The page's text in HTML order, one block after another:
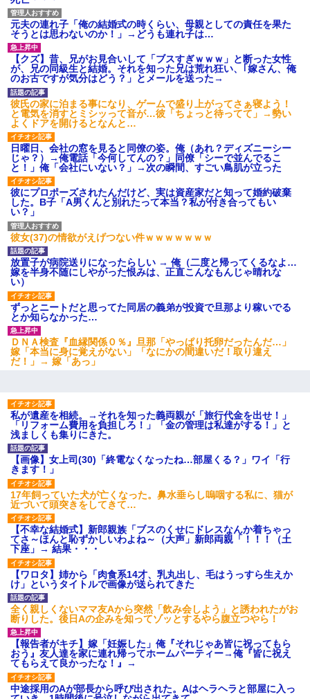
テレワーク上司「会議中はカメラ付けろ！」女社員「え、事前連
絡無しは無理」上司「いいから付けろ！」→
隣室のお婆ちゃん「下階からの異臭に困ってる、今もすっごく臭
い」私「変だなあ～なにも臭わないよ」→ その後。警察『絶対に
窓とドアを開けないで』
ワイ144kg彼女98kgデブカップル、1年間毎日行為しまくった結
果
彼女(美人女医)にネックレスをプレゼント。「こんな安物を渡すく
らいなら、渡さないほうがマシだからね」→ ６０万したと話した
ら・・・
22歳の頃、父に36歳の男性とお見合いをしてくれと頼まれた。父
の親会社の経営者の息子さんだったので、父も喜んで私の写真を
送ったんだが→
17年飼っていた犬が亡くなった。鼻水垂らし嗚咽する私に、猫が
近づいて頭突きをしてきて…
[緊急]ベロベロの女に声をかけて行為してきた結果
夫に癌の余命宣告。その闘病中に長女から信じられない言葉を受
けた
けた
嫁が涙声で『会いたいね』とか言っているのが聞こえた。俺「こ
んな時間に誰と電話してんの？」嫁「ごめんなさい…！（大号
泣」俺（キターー）→
小学生の息子が急に様子がおかしくなった。私「理由を聞いても
『わかんない！』って怒鳴り付けてくるし、困っってる」旦那
「話してみるよ」→ 後日・・・
彼氏家「うちは墨入れるのが伝統だから。お前も彫れ」 → 結果…
義兄嫁が義実家で「コロナ陽性だったからこのまま療養させて下
さい」と言い出してド修羅場になった
俺「初対面でなに言ったか覚えてる？」嫁「臭いんだよ！キモオ
タ？だっけ？」俺「だいたい合ってる。で、なんで告白してきた
の？」→
新卒の女性社員に1年半ストーカーされていた。俺「マジで怖い」
元夫の連れ子「俺の結婚式の時くらい、母親としての責任を果た
そうとは思わないのか！」→どうも連れ子は…
【クズ】昔、兄がお見合いして「ブスすぎｗｗｗ」と断った女性
が、兄の同級生と結婚。それを知った兄は荒れ狂い、｢嫁さん、俺
のお古ですが気分はどう？」とメールを送った→
彼氏の家に泊まる事になり、ゲームで盛り上がってさぁ寝よう！
と電気を消すとミシッって音が…彼「ちょっと待ってて」→勢い
よくドアを開けるとなんと…
日曜日、会社の窓を見ると同僚の姿。俺（あれ？ディズニーシー
じゃ？）→俺電話「今何してんの？」同僚「シーで並んでるこ
と！」俺「会社にいない？」→次の瞬間、すごい鳥肌が立った
彼にプロポーズされたんだけど、実は資産家だと知って婚約破棄
した。B子「A男くんと別れたって本当？私が付き合ってもい
い？」
彼女(37)の情欲がえげつない件ｗｗｗｗｗｗｗ
放置子が病院送りになったらしい → 俺（二度と帰ってくるなよ…
嫁を半身不随にしやがった恨みは、正直こんなもんじゃ晴れな
い）
ずっとニートだと思ってた同居の義弟が投資で旦那より稼いでる
とか知らなかった…
ＤＮＡ検査『血縁関係０％』旦那「やっぱり托卵だったんだ…」
嫁「本当に身に覚えがない」「なにかの間違いだ！取り違え
だ！」→ 嫁「あっ」
私が遺産を相続。→それを知った義両親が「旅行代金を出せ！」
「リフォーム費用を負担しろ！」「金の管理は私達がする！」と
浅ましくも集りにきた。
【画像】女上司(30)「終電なくなったね…部屋くる？」ワイ「行
きます！」
17年飼っていた犬が亡くなった。鼻水垂らし嗚咽する私に、猫が
近づいて頭突きをしてきて…
【不幸な結婚式】新郎親族「ブスのくせにドレスなんか着ちゃっ
てさ～ほんと恥ずかしいわよね～（大声」新郎両親「！！！（土
下座」→ 結果・・・
【ワロタ】姉から「肉食系14才、乳丸出し、毛はうっすら生えか
け」というタイトルで画像が送られてきた
全く親しくないママ友Aから突然「飲み会しよう」と誘われたがお
断りした。後日Aの企みを知ってゾッとするやら腹立つやら！
【報告者がキチ】嫁「妊娠した」俺『それじゃあ皆に祝ってもら
おう』友人達を家に連れ帰ってホームパーティー→俺『皆に祝え
てもらえて良かったな！』→
中途採用のAが部長から呼び出された。Aはヘラヘラと部屋に入っ